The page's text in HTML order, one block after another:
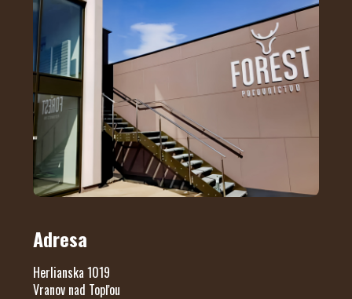
Adresa
Herlianska 1019
Vranov nad Topľou